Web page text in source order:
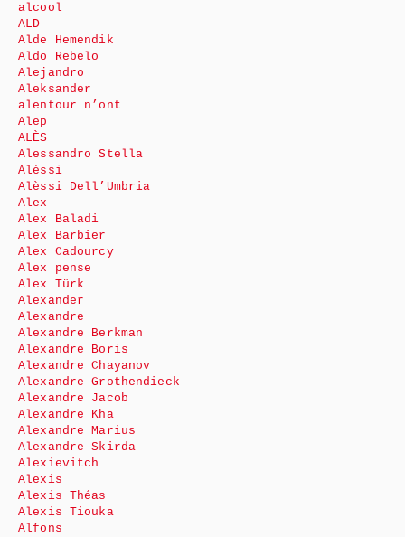
alcool
ALD
Alde Hemendik
Aldo Rebelo
Alejandro
Aleksander
alentour n’ont
Alep
ALÈS
Alessandro Stella
Alèssi
Alèssi Dell’Umbria
Alex
Alex Baladi
Alex Barbier
Alex Cadourcy
Alex pense
Alex Türk
Alexander
Alexandre
Alexandre Berkman
Alexandre Boris
Alexandre Chayanov
Alexandre Grothendieck
Alexandre Jacob
Alexandre Kha
Alexandre Marius
Alexandre Skirda
Alexievitch
Alexis
Alexis Théas
Alexis Tiouka
Alfons